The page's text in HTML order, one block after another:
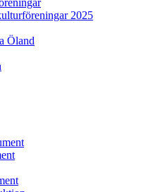
2025
Öland